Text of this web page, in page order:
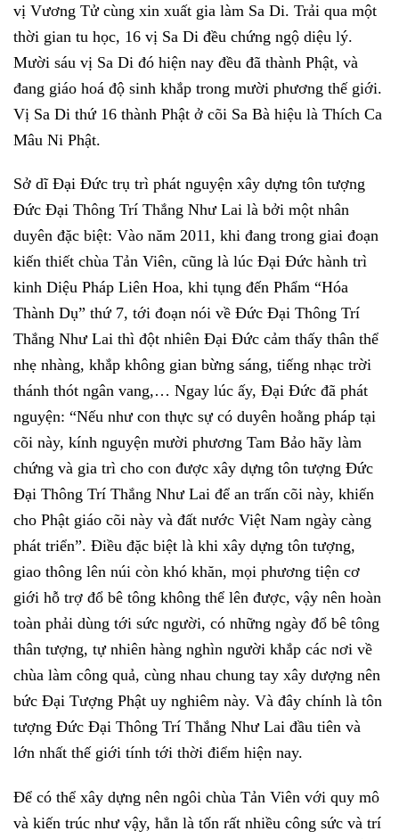
vị Vương Tử cùng xin xuất gia làm Sa Di. Trải qua một
thời gian tu học, 16 vị Sa Di đều chứng ngộ diệu lý.
Mười sáu vị Sa Di đó hiện nay đều đã thành Phật, và
đang giáo hoá độ sinh khắp trong mười phương thế giới.
Vị Sa Di thứ 16 thành Phật ở cõi Sa Bà hiệu là Thích Ca
Mâu Ni Phật.
Sở dĩ Đại Đức trụ trì phát nguyện xây dựng tôn tượng
Đức Đại Thông Trí Thắng Như Lai là bởi một nhân
duyên đặc biệt: Vào năm 2011, khi đang trong giai đoạn
kiến thiết chùa Tản Viên, cũng là lúc Đại Đức hành trì
kinh Diệu Pháp Liên Hoa, khi tụng đến Phẩm “Hóa
Thành Dụ” thứ 7, tới đoạn nói về Đức Đại Thông Trí
Thắng Như Lai thì đột nhiên Đại Đức cảm thấy thân thể
nhẹ nhàng, khắp không gian bừng sáng, tiếng nhạc trời
thánh thót ngân vang,… Ngay lúc ấy, Đại Đức đã phát
nguyện: “Nếu như con thực sự có duyên hoằng pháp tại
cõi này, kính nguyện mười phương Tam Bảo hãy làm
chứng và gia trì cho con được xây dựng tôn tượng Đức
Đại Thông Trí Thắng Như Lai để an trấn cõi này, khiến
cho Phật giáo cõi này và đất nước Việt Nam ngày càng
phát triển”. Điều đặc biệt là khi xây dựng tôn tượng,
giao thông lên núi còn khó khăn, mọi phương tiện cơ
giới hỗ trợ đổ bê tông không thể lên được, vậy nên hoàn
toàn phải dùng tới sức người, có những ngày đổ bê tông
thân tượng, tự nhiên hàng nghìn người khắp các nơi về
chùa làm công quả, cùng nhau chung tay xây dượng nên
bức Đại Tượng Phật uy nghiêm này. Và đây chính là tôn
tượng Đức Đại Thông Trí Thắng Như Lai đầu tiên và
lớn nhất thế giới tính tới thời điểm hiện nay.
Để có thể xây dựng nên ngôi chùa Tản Viên với quy mô
và kiến trúc như vậy, hẳn là tốn rất nhiều công sức và trí